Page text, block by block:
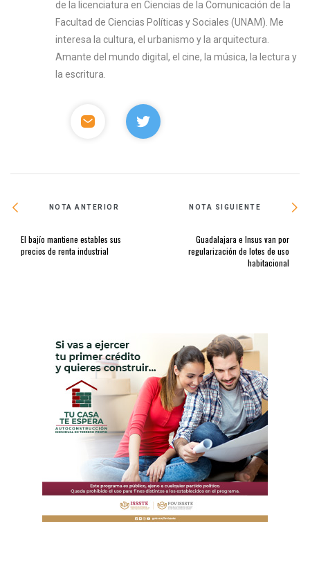
de la licenciatura en Ciencias de la Comunicación de la
Facultad de Ciencias Políticas y Sociales (UNAM). Me
interesa la cultura, el urbanismo y la arquitectura.
Amante del mundo digital, el cine, la música, la lectura y
la escritura.
NOTA ANTERIOR
El bajío mantiene estables sus
precios de renta industrial
NOTA SIGUIENTE
Guadalajara e Insus van por
regularización de lotes de uso
habitacional